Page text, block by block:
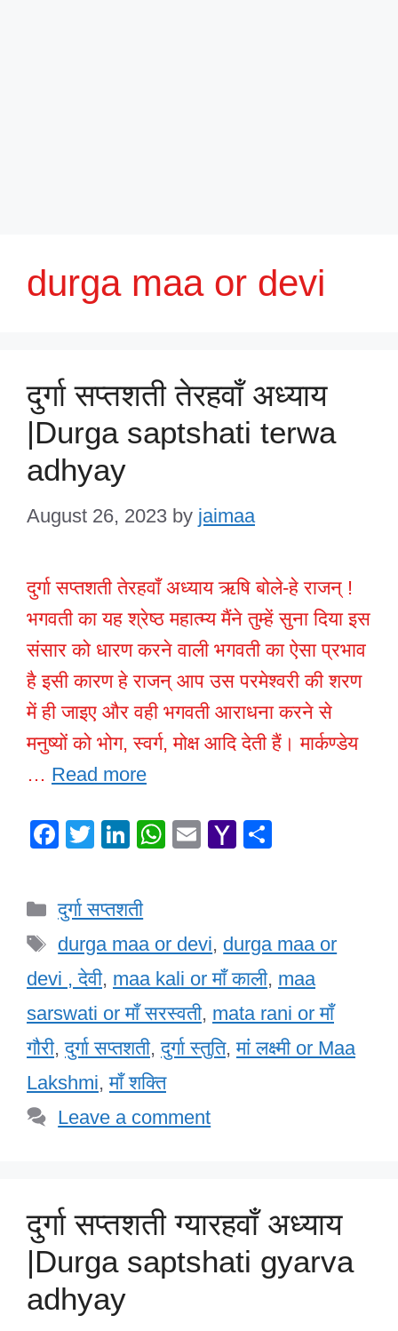
durga maa or devi
दुर्गा सप्तशती तेरहवाँ अध्याय
|Durga saptshati terwa
adhyay
August 26, 2023 by jaimaa
दुर्गा सप्तशती तेरहवाँ अध्याय ऋषि बोले-हे राजन् !
भगवती का यह श्रेष्ठ महात्म्य मैंने तुम्हें सुना दिया इस
संसार को धारण करने वाली भगवती का ऐसा प्रभाव
है इसी कारण हे राजन् आप उस परमेश्वरी की शरण
में ही जाइए और वही भगवती आराधना करने से
मनुष्यों को भोग, स्वर्ग, मोक्ष आदि देती हैं। मार्कण्डेय
… Read more
F
e
b
o
o
k
T
er
Li
k
e
dI
n
W
A
p
p
E
Y
o
M
ail
Categories
दुर्गा सप्तशती
Tags
durga maa or devi, durga maa or
devi , देवी, maa kali or माँ काली, maa
sarswati or माँ सरस्वती, mata rani or माँ
गौरी,दुर्गा सप्तशती,दुर्गा स्तुति,मां लक्ष्मी or Maa
Lakshmi,माँ शक्ति
Leave a comment
दुर्गा सप्तशती ग्यारहवाँ अध्याय
|Durga saptshati gyarva
adhyay